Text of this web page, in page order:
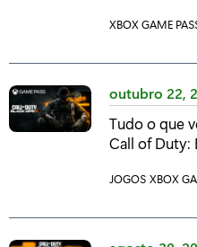
:C
T
G
O
R
A
XBOX GAME
outubro 22,
Tudo o que
Call of Duty:
C
T
JOGOS C
T
XBOX